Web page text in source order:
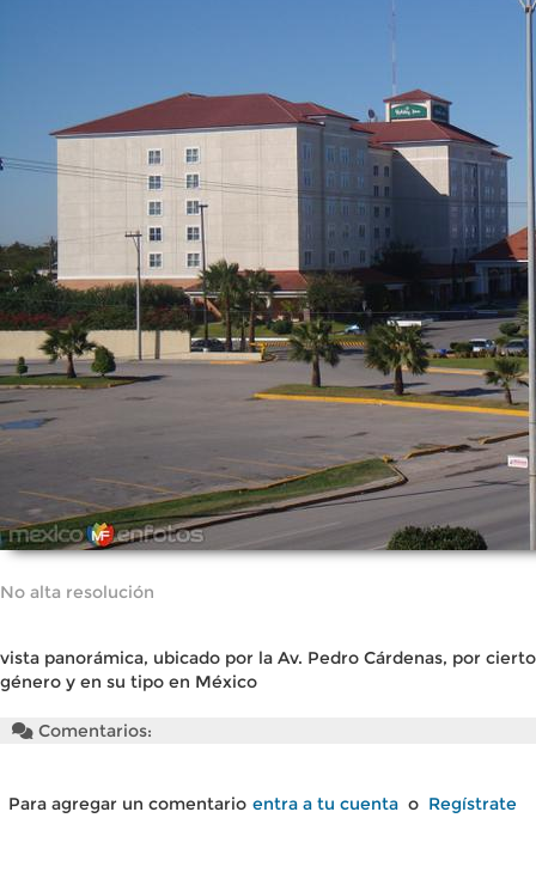
No alta resolución
vista panorámica, ubicado por la Av. Pedro Cárdenas, por
género y en su tipo en México
Comentarios:
Para agregar un comentario entra a tu cuenta o Regístrate